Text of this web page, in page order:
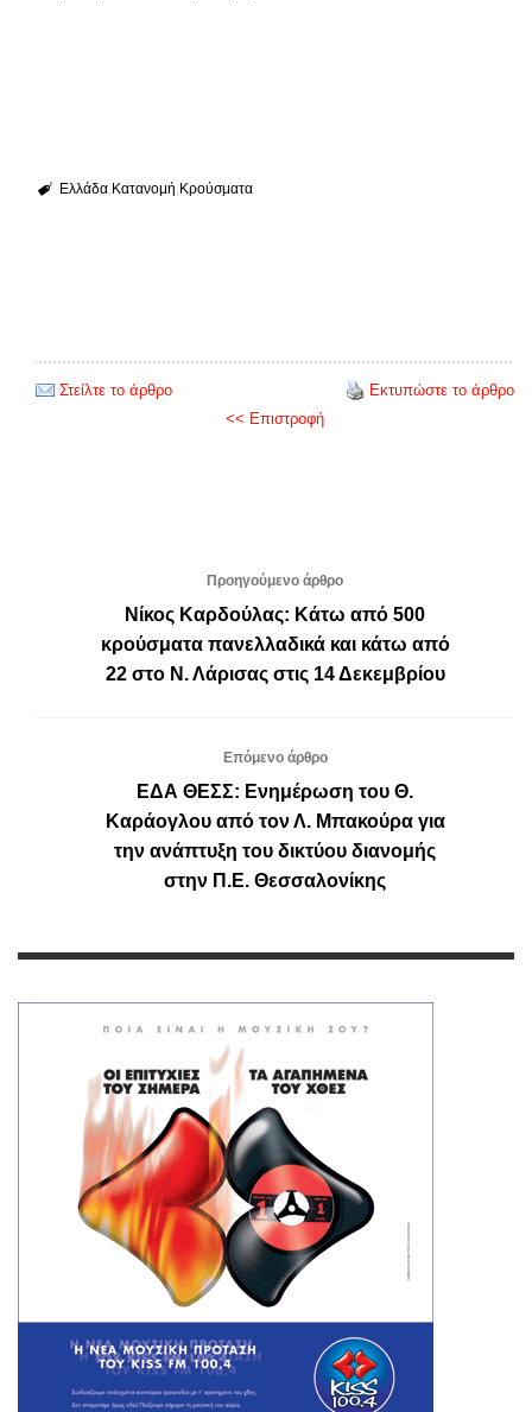
Ελλάδα Κατανομή Κρούσματα
Στείλτε το άρθρο
Εκτυπώστε το άρθρο
<< Επιστροφή
Προηγούμενο άρθρο
Νίκος Καρδούλας: Κάτω από 500
κρούσματα πανελλαδικά και κάτω από
22 στο Ν. Λάρισας στις 14 Δεκεμβρίου
Επόμενο άρθρο
ΕΔΑ ΘΕΣΣ: Ενημέρωση του Θ.
Καράογλου από τον Λ. Μπακούρα για
την ανάπτυξη του δικτύου διανομής
στην Π.Ε. Θεσσαλονίκης